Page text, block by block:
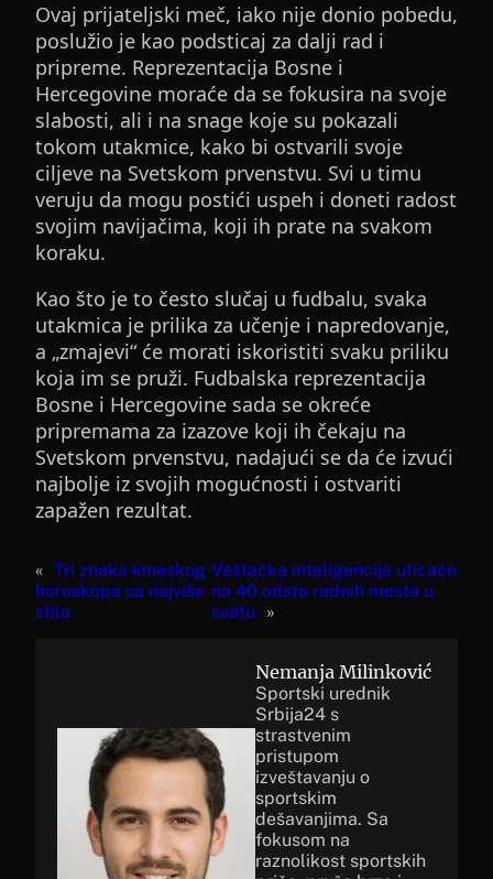
Ovaj prijateljski meč, iako nije donio pobedu,
poslužio je kao podsticaj za dalji rad i
pripreme. Reprezentacija Bosne i
Hercegovine moraće da se fokusira na svoje
slabosti, ali i na snage koje su pokazali
tokom utakmice, kako bi ostvarili svoje
ciljeve na Svetskom prvenstvu. Svi u timu
veruju da mogu postići uspeh i doneti radost
svojim navijačima, koji ih prate na svakom
koraku.
Kao što je to često slučaj u fudbalu, svaka
utakmica je prilika za učenje i napredovanje,
a „zmajevi“ će morati iskoristiti svaku priliku
koja im se pruži. Fudbalska reprezentacija
Bosne i Hercegovine sada se okreće
pripremama za izazove koji ih čekaju na
Svetskom prvenstvu, nadajući se da će izvući
najbolje iz svojih mogućnosti i ostvariti
zapažen rezultat.
« Tri znaka kineskog
horoskopa sa najviše
stila
Veštačka inteligencija uticaće
na 40 odsto radnih mesta u
svetu
»
Nemanja Milinković
Sportski urednik
Srbija24 s
strastvenim
pristupom
izveštavanju o
sportskim
dešavanjima. Sa
fokusom na
raznolikost sportskih